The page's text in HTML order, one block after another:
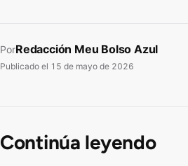
PorRedacción Meu Bolso Azul
Publicado el 15 de mayo de 2026
Continúa leyendo